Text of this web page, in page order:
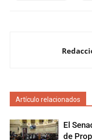
Artículo relacionados
El
de